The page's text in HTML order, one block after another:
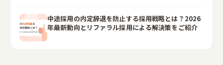
中途採用の内定辞退を防止する採用戦略とは？2026
年最新動向とリファラル採用による解決策をご紹介